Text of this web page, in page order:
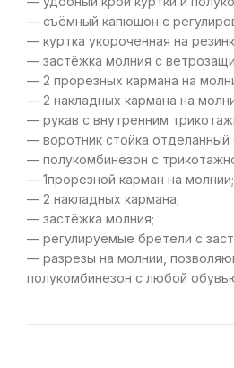
— съёмный капюшон с
— куртка укороченная на
— застёжка молния с
— 2 прорезных кармана на
— 2 накладных кармана на
— рукав с внутренним
— воротник стойка отделанный
— полукомбинезон с
— 1прорезной карман на молнии;
— 2 накладных кармана;
— застёжка молния;
— регулируемые бретели с
— разрезы на молнии,
полукомбинезон с любой